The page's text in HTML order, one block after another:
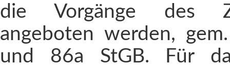
die Vorgänge des
angeboten werden,
und 86a StGB. Für